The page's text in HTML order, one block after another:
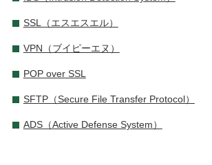
SSL（エスエスエル）
VPN（ブイピーエヌ）
POP over SSL
SFTP（Secure File Transfer Protocol）
ADS（Active Defense System）